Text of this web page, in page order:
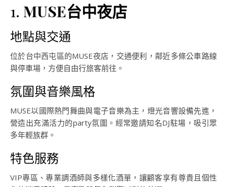
1. MUSE台中夜店
地點與交通
位於台中西屯區的MUSE夜店，交通便利，鄰近多條公車路線
與停車場，方便自由行旅客前往。
氛圍與音樂風格
MUSE以國際熱門舞曲與電子音樂為主，燈光音響設備先進，
營造出充滿活力的party氛圍。經常邀請知名DJ駐場，吸引眾
多年輕族群。
特色服務
VIP專區、專業調酒師與多樣化酒單，讓顧客享有尊貴且個性